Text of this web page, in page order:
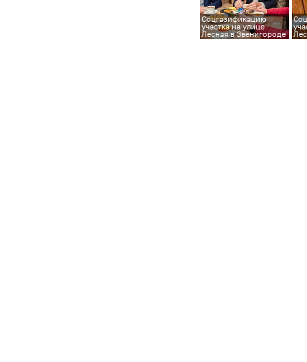
Соцгазификацию
участка на улице
Лесная в Звенигороде
проверил Андрей